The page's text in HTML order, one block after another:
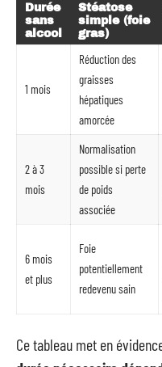
Durée
sans
alcool
Stéatose
simple (foie
gras)
1 mois
Réduction des
graisses
hépatiques
amorcée
2 à 3
mois
Normalisation
possible si perte
de poids
associée
6 mois
et plus
Foie
potentiellement
redevenu sain
Ce tableau met en